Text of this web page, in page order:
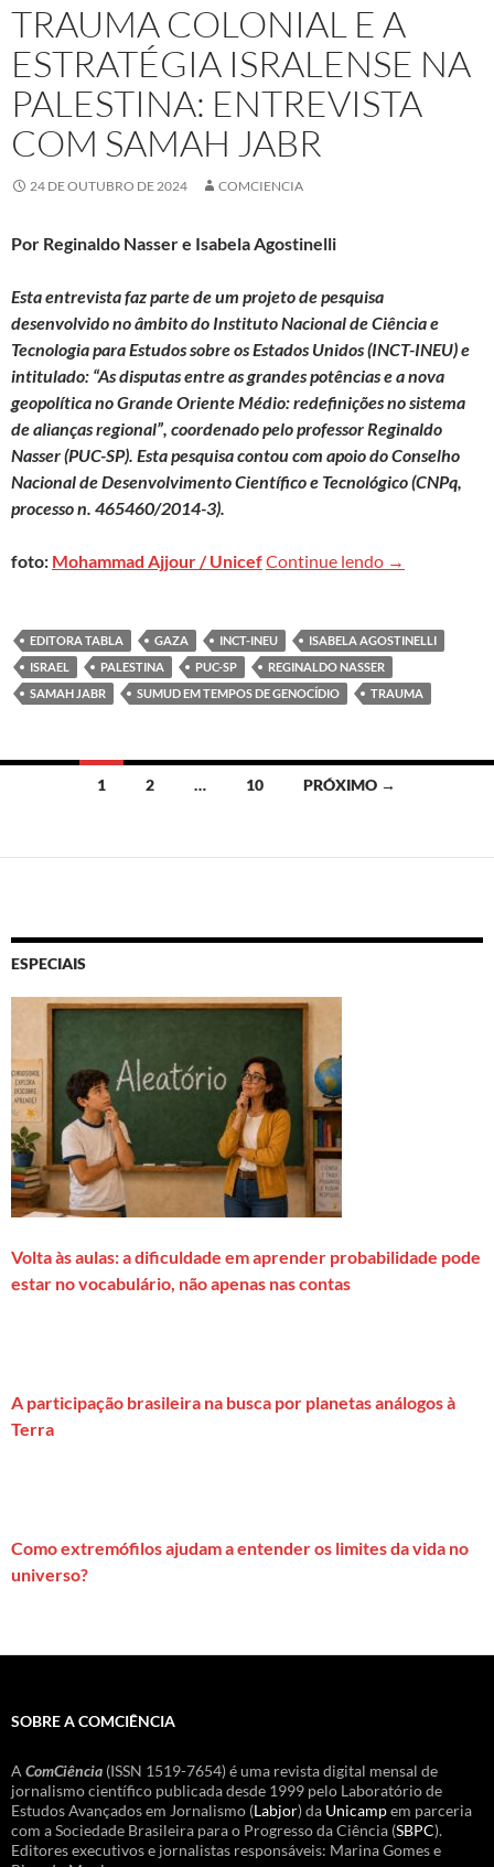
TRAUMA COLONIAL E A
ESTRATÉGIA ISRALENSE NA
PALESTINA: ENTREVISTA
COM SAMAH JABR
24 DE OUTUBRO DE 2024 COMCIENCIA
Por Reginaldo Nasser e Isabela Agostinelli
Esta entrevista faz parte de um projeto de pesquisa
desenvolvido no âmbito do Instituto Nacional de Ciência e
Tecnologia para Estudos sobre os Estados Unidos (INCT-INEU) e
intitulado: “As disputas entre as grandes potências e a nova
geopolítica no Grande Oriente Médio: redefinições no sistema
de alianças regional”, coordenado pelo professor Reginaldo
Nasser (PUC-SP). Esta pesquisa contou com apoio do Conselho
Nacional de Desenvolvimento Científico e Tecnológico (CNPq,
processo n. 465460/2014-3).
foto: Mohammad Ajjour / UnicefContinue lendo Trauma
→
EDITORA TABLA GAZA INCT-INEU
ISABELA AGOSTINELLI
ISRAEL
PALESTINA PUC-SP
REGINALDO NASSER
SAMAH JABR
SUMUD EM TEMPOS DE GENOCÍDIO TRAUMA
Navegação
posts
1 2 … 10 PRÓXIMO →
ESPECIAIS
Volta às aulas: a dificuldade em aprender probabilidade pode
estar no vocabulário, não apenas nas contas
A participação brasileira na busca por planetas análogos à
Terra
Como extremófilos ajudam a entender os limites da vida no
universo?
SOBRE A COMCIÊNCIA
A ComCiência (ISSN 1519-7654) é uma revista digital mensal de
jornalismo científico publicada desde 1999 pelo Laboratório de
Estudos Avançados em Jornalismo (Labjor) da Unicampem parceria
com a Sociedade Brasileira para o Progresso da Ciência (SBPC).
Editores executivos e jornalistas responsáveis: Marina Gomes e